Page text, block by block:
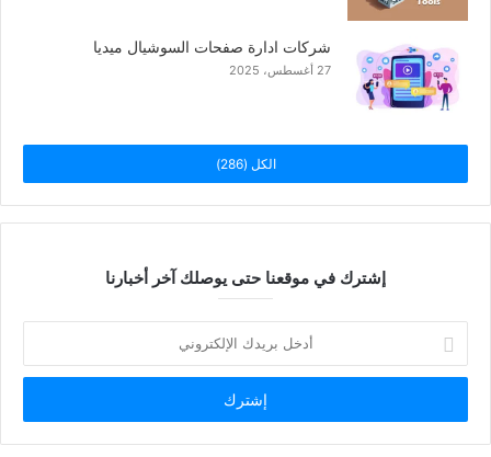
شركات ادارة صفحات السوشيال ميديا
27 أغسطس، 2025
الكل (286)
إشترك في موقعنا حتى يوصلك آخر أخبارنا
بريدك
الإلكتروني